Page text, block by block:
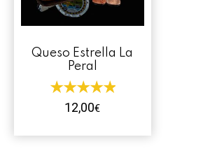
Queso Estrella La
Peral
12,00€